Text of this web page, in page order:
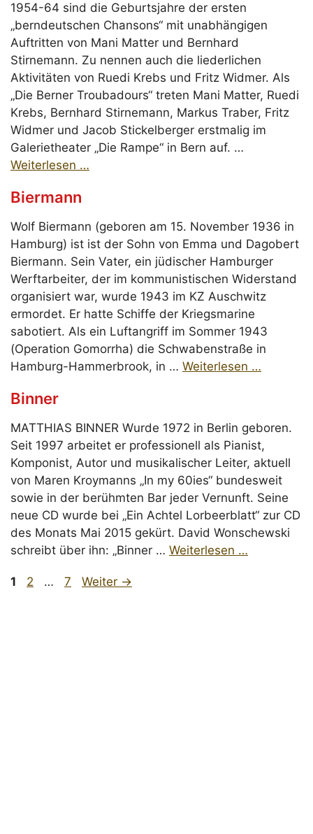
1954-64 sind die Geburtsjahre der ersten
„berndeutschen Chansons“ mit unabhängigen
Auftritten von Mani Matter und Bernhard
Stirnemann. Zu nennen auch die liederlichen
Aktivitäten von Ruedi Krebs und Fritz Widmer. Als
„Die Berner Troubadours“ treten Mani Matter, Ruedi
Krebs, Bernhard Stirnemann, Markus Traber, Fritz
Widmer und Jacob Stickelberger erstmalig im
Galerietheater „Die Rampe“ in Bern auf. …
Weiterlesen …
Biermann
Wolf Biermann (geboren am 15. November 1936 in
Hamburg) ist ist der Sohn von Emma und Dagobert
Biermann. Sein Vater, ein jüdischer Hamburger
Werftarbeiter, der im kommunistischen Widerstand
organisiert war, wurde 1943 im KZ Auschwitz
ermordet. Er hatte Schiffe der Kriegsmarine
sabotiert. Als ein Luftangriff im Sommer 1943
(Operation Gomorrha) die Schwabenstraße in
Hamburg-Hammerbrook, in … Weiterlesen …
Binner
MATTHIAS BINNER Wurde 1972 in Berlin geboren.
Seit 1997 arbeitet er professionell als Pianist,
Komponist, Autor und musikalischer Leiter, aktuell
von Maren Kroymanns „In my 60ies“ bundesweit
sowie in der berühmten Bar jeder Vernunft. Seine
neue CD wurde bei „Ein Achtel Lorbeerblatt“ zur CD
des Monats Mai 2015 gekürt. David Wonschewski
schreibt über ihn: „Binner … Weiterlesen …
Seite
1 Seite
2 … Seite
7 Weiter →